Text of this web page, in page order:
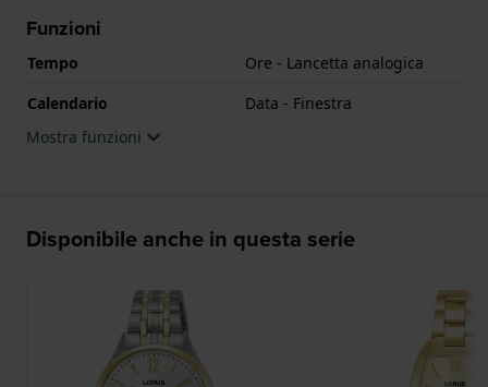
Funzioni
Tempo
Ore - Lancetta analogica
Calendario
Data - Finestra
Mostra funzioni
Disponibile anche in questa serie